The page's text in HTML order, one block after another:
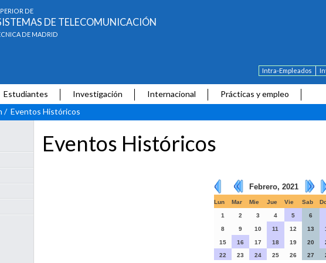
DE
DE TELECOMUNICACIÓN
DE MADRID
Intra-Empleados
Estudiantes Investigación Internacional
Prácticas y empleo
/ Eventos Históricos
Eventos Históricos
Febrero, 2021
Lun Mar Mie Jue Vie Sab
1 2 3 4 5 6
8 9 10 11 12 13
15 16 17 18 19 20
22
23 24 25 26 27